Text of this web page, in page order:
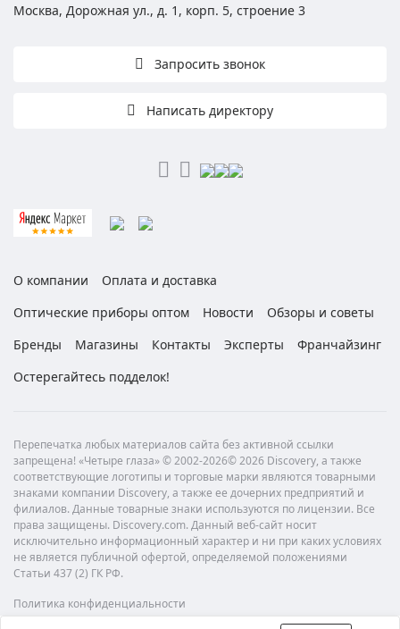
Москва, Дорожная ул., д. 1, корп. 5, строение 3
Запросить звонок
Написать директору
О компании
Оплата и доставка
Оптические приборы оптом
Новости
Обзоры и советы
Бренды
Магазины Контакты Эксперты
Франчайзинг
Остерегайтесь подделок!
Перепечатка любых материалов сайта без активной ссылки
запрещена! «Четыре глаза» © 2002-2026© 2026 Discovery, а также
соответствующие логотипы и торговые марки являются товарными
знаками компании Discovery, а также ее дочерних предприятий и
филиалов. Данные товарные знаки используются по лицензии. Все
права защищены. Discovery.com. Данный веб-сайт носит
исключительно информационный характер и ни при каких условиях
не является публичной офертой, определяемой положениями
Статьи 437 (2) ГК РФ.
Политика конфиденциальности